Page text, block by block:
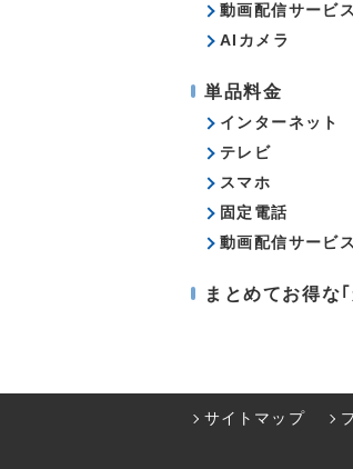
動画配信サービス
AIカメラ
単品料金
インターネット
テレビ
スマホ
固定電話
動画配信サービス
まとめてお得な
サイトマップ